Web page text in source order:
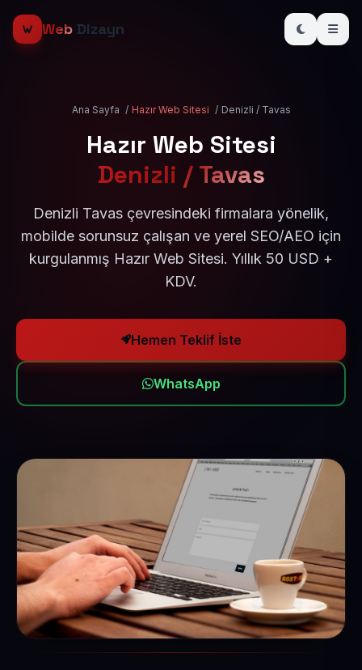
Web Dizayn
Ana Sayfa / Hazır Web Sitesi / Denizli / Tavas
Hazır Web Sitesi
Denizli / Tavas
Denizli Tavas çevresindeki firmalara yönelik,
mobilde sorunsuz çalışan ve yerel SEO/AEO için
kurgulanmış Hazır Web Sitesi. Yıllık 50 USD +
KDV.
Hemen Teklif İste
WhatsApp